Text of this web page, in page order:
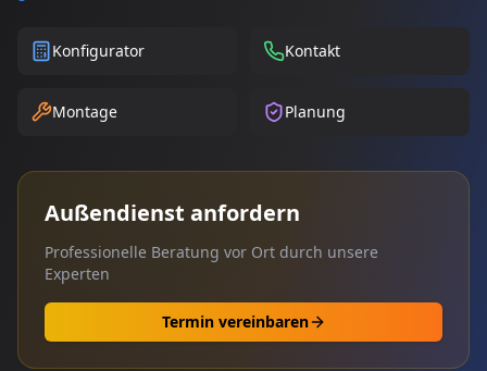
Konfigurator Kontakt
Montage Planung
Außendienst anfordern
Professionelle Beratung vor Ort durch unsere
Experten
Termin vereinbaren